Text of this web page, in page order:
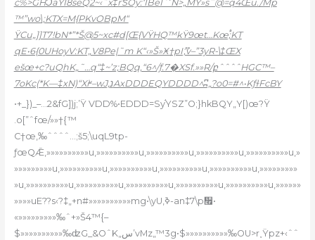
c%>GHϽaŸI8seQ2~‹˜x‡rޫŠOy:‘IBeI`˹N>„MŸ»sˆ@=q4Œu./Mp
™”wo\;KTX=M{PKvOBpM“
ŸCu„]]T7!bN*”*Š@5~xc#d[Œ{VŸHQ™kŸ9œt…Kœ֠;KT
qE•6{0UHoyV:KT„V8Pe|˜m K“‹»Š»Ӿ†pIޫ,v–”3yR-\‡ŒX
ešœ+c?uQhK„˜…q“‡~’z;BQq,“6^/ƒ.7�XSf.»»R/բˆˆˆˆHGC™–
7oKc(*K—‡xN)“Xiʶ–wJ‚נAxDDDEQYDDDD^ʭ„?o0=#^•KƒɫFcBY
•+_})_–…2&fG])j;’Ÿ VDD%•EDDD=Sy֬YSZ”O;}hkBQY„Y[)œ?Ÿ
.o[”ˆfœ/»»†{™
C†œ,‰ˆˆˆˆ…;š5;\uqL9tp-
ƒœQǢ,»»»»»»»»»»u,»»»»»»»»»»u,»»»»»»»»»»u,»»»»»»»»»»u,»»»»»»»»»»u,»
»»»»»»»»»u,»»»»»»»»»»u,»»»»»»»»»»u,»»»»»»»»»»u,»»»»»»»»»»u,»»»»»»»»»
»u,»»»»»»»»»»u,»»»»»»»»»»u,»»»»»»»»»»u,»»»»»»»»»»u,»»»»»»»»»»u,»»»»»»
»»»»uE??s‹?‡„+n#»»»»»»»»»»mg•\yU,ߢ-an‡7\p᫯•
«»»»»»»»»»‰ˆ+»Š4™{–
$»»»»»»»»»»‰ʣG_&OˆK„س’vMz„™3g•$»»»»»»»»»»‰OU>r˯Ÿpz+‹ˆˆ